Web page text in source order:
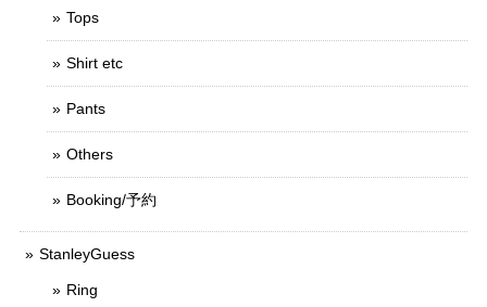
Tops
Shirt etc
Pants
Others
Booking/予約
StanleyGuess
Ring